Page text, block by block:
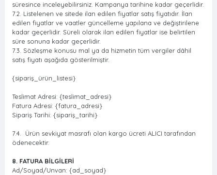
süresince inceleyebilirsiniz. Kampanya tarihine kadar geçerlidir.
7.2. Listelenen ve sitede ilan edilen fiyatlar satış fiyatıdır. İlan
edilen fiyatlar ve vaatler güncelleme yapılana ve değiştirilene
kadar geçerlidir. Süreli olarak ilan edilen fiyatlar ise belirtilen
süre sonuna kadar geçerlidir.
7.3. Sözleşme konusu mal ya da hizmetin tüm vergiler dâhil
satış fiyatı aşağıda gösterilmiştir.
{sipariş_ürün_listesi}
Teslimat Adresi: {teslimat_adresi}
Fatura Adresi: {fatura_adresi}
Sipariş Tarihi: {sipariş_tarihi}
7.4. Ürün sevkiyat masrafı olan kargo ücreti ALICI tarafından
ödenecektir.
8. FATURA BİLGİLERİ
Ad/Soyad/Unvan: {ad_soyad}